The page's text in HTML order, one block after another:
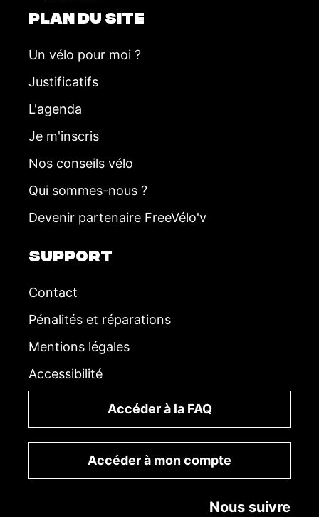
PLAN DU SITE
Un vélo pour moi ?
Justificatifs
L'agenda
Je m'inscris
Nos conseils vélo
Qui sommes-nous ?
Devenir partenaire FreeVélo'v
SUPPORT
Contact
Pénalités et réparations
Mentions légales
Accessibilité
Accéder à la FAQ
Accéder à mon compte
Nous suivre